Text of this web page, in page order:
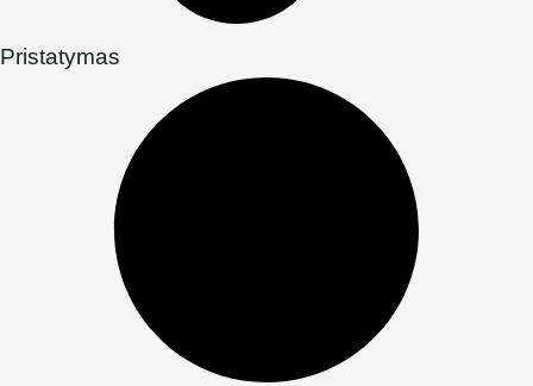
Pristatymas